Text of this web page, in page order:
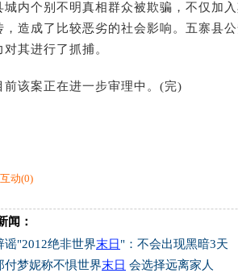
个别不明真相群众被欺骗，不仅加入
，造成了比较恶劣的社会影响。五寨县
对其进行了抓捕。
案正在进一步审理中。(完)
动(0)
闻：
谣"2012绝非世界末日 "：不会出现黑暗3天
付梦妮称不惧世界末日 会选择远离家人